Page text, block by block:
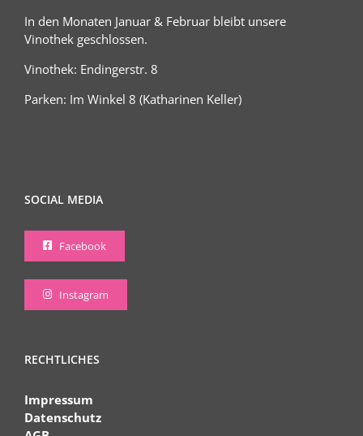
In den Monaten Januar & Februar bleibt unsere
Vinothek geschlossen.
Vinothek: Endingerstr. 8
Parken: Im Winkel 8 (Katharinen Keller)
SOCIAL MEDIA
Facebook
Instagram
RECHTLICHES
Impressum
Datenschutz